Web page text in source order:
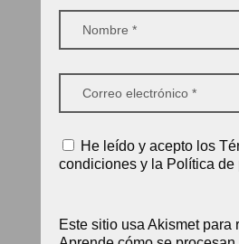
He leído y acepto los
condiciones y la Política de
Este sitio usa Akismet para